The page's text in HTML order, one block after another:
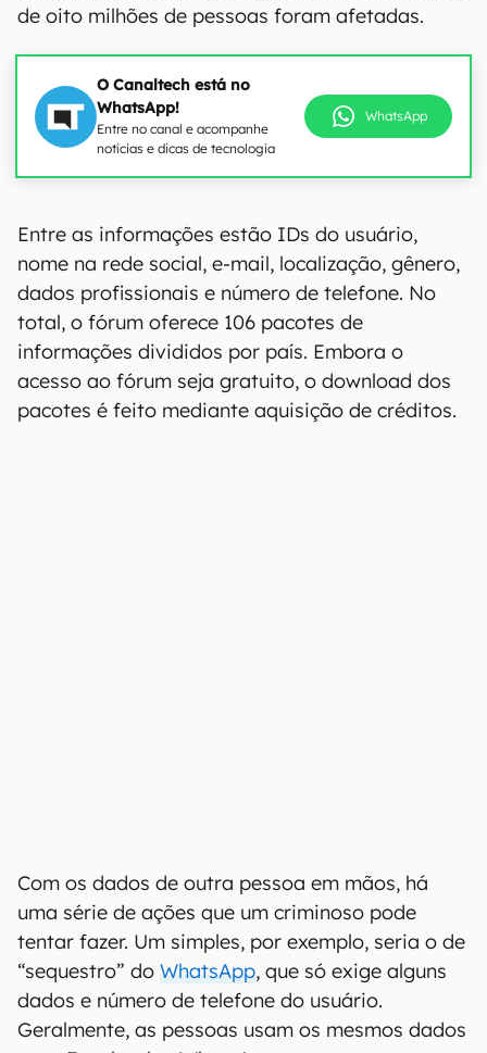
de oito milhões de pessoas foram afetadas.
O Canaltech está no
WhatsApp!
Entre no canal e acompanhe
notícias e dicas de tecnologia
WhatsApp